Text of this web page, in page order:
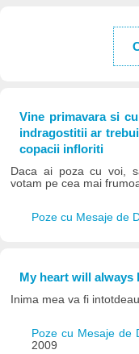
Vine primavara si
indragostitii ar
copacii infloriti
Daca ai poza cu voi,
votam pe cea mai
Poze cu Mesaje de
My heart will always
Inima mea va fi
Poze cu Mesaje de
2009